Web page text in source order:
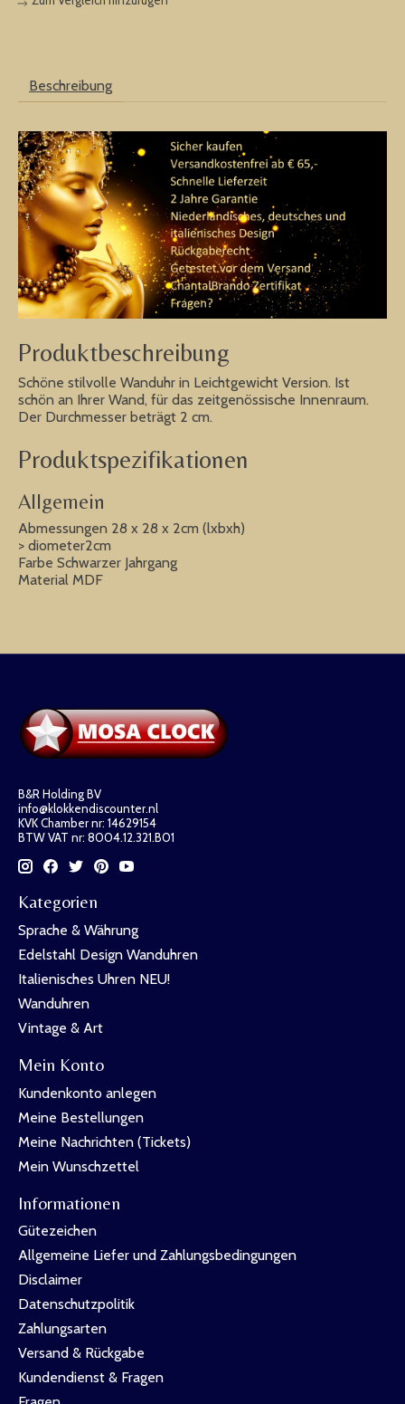
Beschreibung
Produktbeschreibung
Schöne stilvolle Wanduhr in Leichtgewicht Version. Ist
schön an Ihrer Wand, für das zeitgenössische Innenraum.
Der Durchmesser beträgt 2 cm.
Produktspezifikationen
Allgemein
Abmessungen 28 x 28 x 2cm (lxbxh)
> diometer2cm
Farbe Schwarzer Jahrgang
Material MDF
B&R Holding BV
info@klokkendiscounter.nl
KVK Chamber nr: 14629154
BTW VAT nr: 8004.12.321.B01
Kategorien
Sprache & Währung
Edelstahl Design Wanduhren
Italienisches Uhren NEU!
Wanduhren
Vintage & Art
Mein Konto
Kundenkonto anlegen
Meine Bestellungen
Meine Nachrichten (Tickets)
Mein Wunschzettel
Informationen
Gütezeichen
Allgemeine Liefer und Zahlungsbedingungen
Disclaimer
Datenschutzpolitik
Zahlungsarten
Versand & Rückgabe
Kundendienst & Fragen